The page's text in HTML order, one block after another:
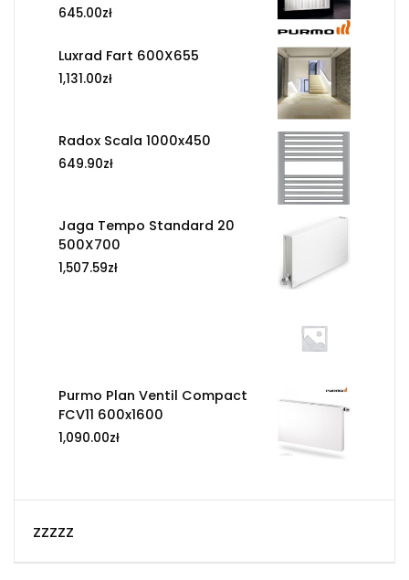
645.00zł
Luxrad Fart 600X655
1,131.00zł
Radox Scala 1000x450
649.90zł
Jaga Tempo Standard 20
500X700
1,507.59zł
Purmo Plan Ventil Compact
FCV11 600x1600
1,090.00zł
zzzzz